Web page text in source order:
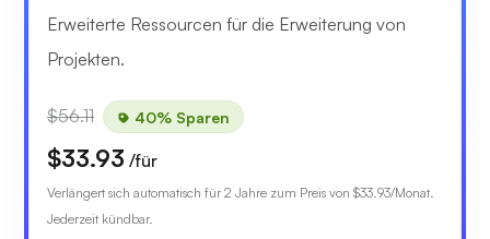
Erweiterte Ressourcen für die Erweiterung von
Projekten.
$56.11 40% Sparen
$33.93 /für
Verlängert sich automatisch für 2 Jahre zum Preis von $33.93/Monat.
Jederzeit kündbar.